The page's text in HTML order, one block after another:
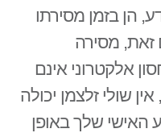
הן בזמן מסירתו
מסירה
אלקטרוני אינם
שולי זלצמן יכולה
שלך באופן